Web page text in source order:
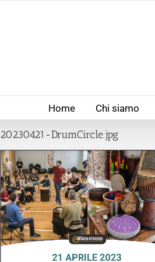
Home Chi siamo
20230421-DrumCircle.jpg